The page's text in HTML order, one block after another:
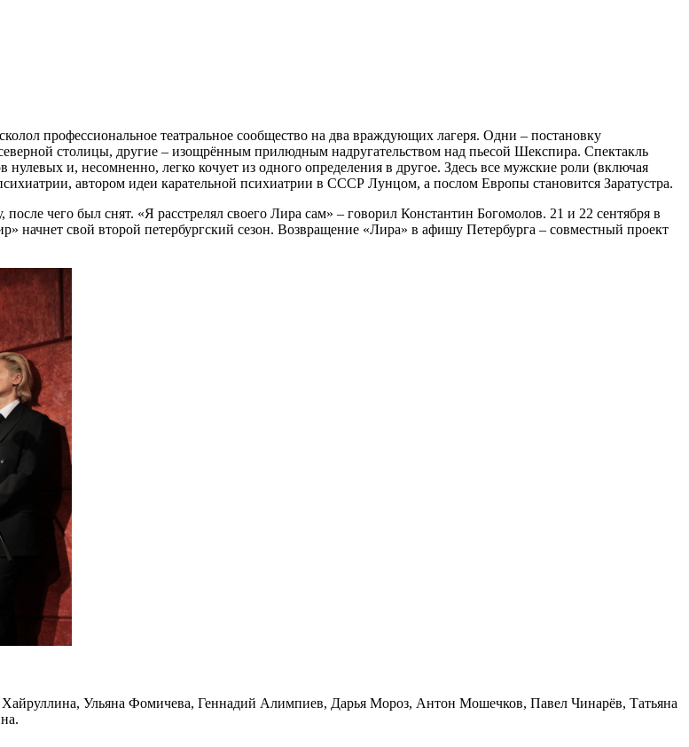
профессиональное театральное сообщество на два враждующих лагеря. Одни – постановку
столицы, другие – изощрённым прилюдным надругательством над пьесой Шекспира. Спектакль
и, несомненно, легко кочует из одного определения в другое. Здесь все мужские роли (включая
автором идеи карательной психиатрии в СССР Лунцом, а послом Европы становится Заратустра.
чего был снят. «Я расстрелял своего Лира сам» – говорил Константин Богомолов. 21 и 22 сентября в
начнет свой второй петербургский сезон. Возвращение «Лира» в афишу Петербурга – совместный проект
Хайруллина, Ульяна Фомичева, Геннадий Алимпиев, Дарья Мороз, Антон Мошечков, Павел Чинарёв, Татьяна